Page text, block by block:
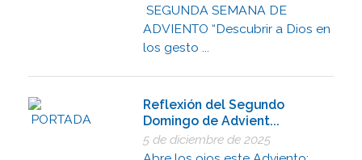
SEGUNDA SEMANA DE
ADVIENTO “Descubrir a Dios en
los gesto ...
Reflexión del Segundo
Domingo de Advient...
5 de diciembre de 2025